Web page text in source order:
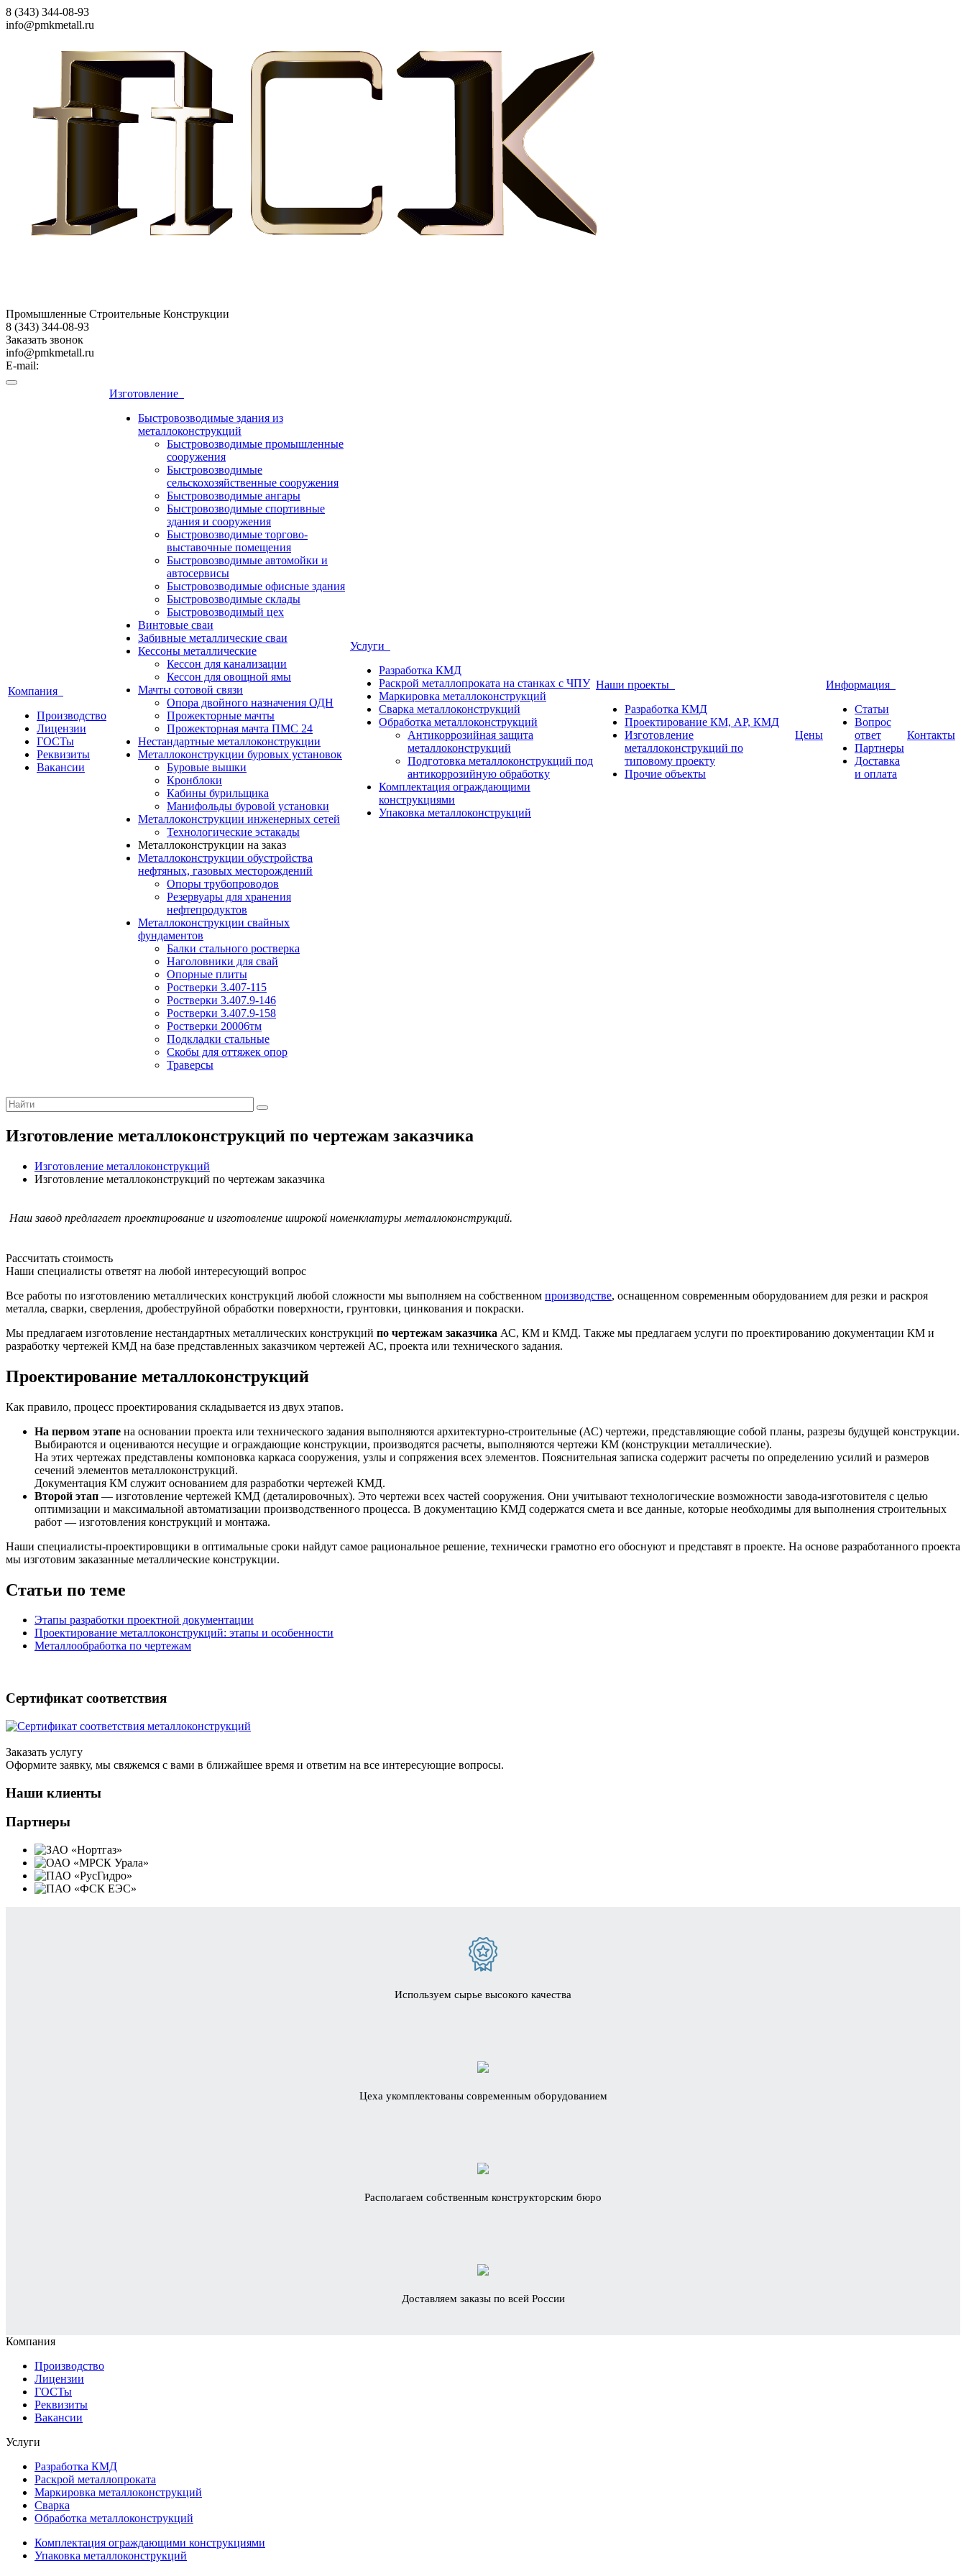
8 (343) 344-08-93
info@pmkmetall.ru
Промышленные Строительные Конструкции
8 (343) 344-08-93
Заказать звонок
info@pmkmetall.ru
E-mail:
Компания
Производство
Лицензии
ГОСТы
Реквизиты
Вакансии
Изготовление
Быстровозводимые здания из
металлоконструкций
Быстровозводимые промышленные
сооружения
Быстровозводимые
сельскохозяйственные сооружения
Быстровозводимые ангары
Быстровозводимые спортивные
здания и сооружения
Быстровозводимые торгово-
выставочные помещения
Быстровозводимые автомойки и
автосервисы
Быстровозводимые офисные здания
Быстровозводимые склады
Быстровозводимый цех
Винтовые сваи
Забивные металлические сваи
Кессоны металлические
Кессон для канализации
Кессон для овощной ямы
Мачты сотовой связи
Опора двойного назначения ОДН
Прожекторные мачты
Прожекторная мачта ПМС 24
Нестандартные металлоконструкции
Металлоконструкции буровых установок
Буровые вышки
Кронблоки
Кабины бурильщика
Манифольды буровой установки
Металлоконструкции инженерных сетей
Технологические эстакады
Металлоконструкции на заказ
Металлоконструкции обустройства
нефтяных, газовых месторождений
Опоры трубопроводов
Резервуары для хранения
нефтепродуктов
Металлоконструкции свайных
фундаментов
Балки стального ростверка
Наголовники для свай
Опорные плиты
Ростверки 3.407-115
Ростверки 3.407.9-146
Ростверки 3.407.9-158
Ростверки 20006тм
Подкладки стальные
Скобы для оттяжек опор
Траверсы
Услуги
Разработка КМД
Раскрой металлопроката на станках с ЧПУ
Маркировка металлоконструкций
Сварка металлоконструкций
Обработка металлоконструкций
Антикоррозийная защита
металлоконструкций
Подготовка металлоконструкций под
антикоррозийную обработку
Комплектация ограждающими
конструкциями
Упаковка металлоконструкций
Наши проекты
Разработка КМД
Проектирование КМ, АР, КМД
Изготовление
металлоконструкций по
типовому проекту
Прочие объекты
Цены
Информация
Статьи
Вопрос
ответ
Партнеры
Доставка
и оплата
Контакты
Изготовление металлоконструкций по чертежам заказчика
Изготовление металлоконструкций
Изготовление металлоконструкций по чертежам заказчика
Наш завод предлагает проектирование и изготовление широкой номенклатуры металлоконструкций.
Рассчитать стоимость
Наши специалисты ответят на любой интересующий вопрос
Все работы по изготовлению металлических конструкций любой сложности мы выполняем на собственном производстве, оснащенном современным оборудованием для резки и раскроя
металла, сварки, сверления, дробеструйной обработки поверхности, грунтовки, цинкования и покраски.
Мы предлагаем изготовление нестандартных металлических конструкций по чертежам заказчика АС, КМ и КМД. Также мы предлагаем услуги по проектированию документации КМ и
разработку чертежей КМД на базе представленных заказчиком чертежей АС, проекта или технического задания.
Проектирование металлоконструкций
Как правило, процесс проектирования складывается из двух этапов.
На первом этапе на основании проекта или технического задания выполняются архитектурно-строительные (АС) чертежи, представляющие собой планы, разрезы будущей конструкции.
Выбираются и оцениваются несущие и ограждающие конструкции, производятся расчеты, выполняются чертежи КМ (конструкции металлические).
На этих чертежах представлены компоновка каркаса сооружения, узлы и сопряжения всех элементов. Пояснительная записка содержит расчеты по определению усилий и размеров
сечений элементов металлоконструкций.
Документация КМ служит основанием для разработки чертежей КМД.
Второй этап — изготовление чертежей КМД (деталировочных). Это чертежи всех частей сооружения. Они учитывают технологические возможности завода-изготовителя с целью
оптимизации и максимальной автоматизации производственного процесса. В документацию КМД содержатся смета и все данные, которые необходимы для выполнения строительных
работ — изготовления конструкций и монтажа.
Наши специалисты-проектировщики в оптимальные сроки найдут самое рациональное решение, технически грамотно его обоснуют и представят в проекте. На основе разработанного проекта
мы изготовим заказанные металлические конструкции.
Статьи по теме
Этапы разработки проектной документации
Проектирование металлоконструкций: этапы и особенности
Металлообработка по чертежам
Сертификат соответствия
Заказать услугу
Оформите заявку, мы свяжемся с вами в ближайшее время и ответим на все интересующие вопросы.
Наши клиенты
Партнеры
Используем сырье высокого качества
Цеха укомплектованы современным оборудованием
Располагаем собственным конструкторским бюро
Доставляем заказы по всей России
Компания
Производство
Лицензии
ГОСТы
Реквизиты
Вакансии
Услуги
Разработка КМД
Раскрой металлопроката
Маркировка металлоконструкций
Сварка
Обработка металлоконструкций
Комплектация ограждающими конструкциями
Упаковка металлоконструкций